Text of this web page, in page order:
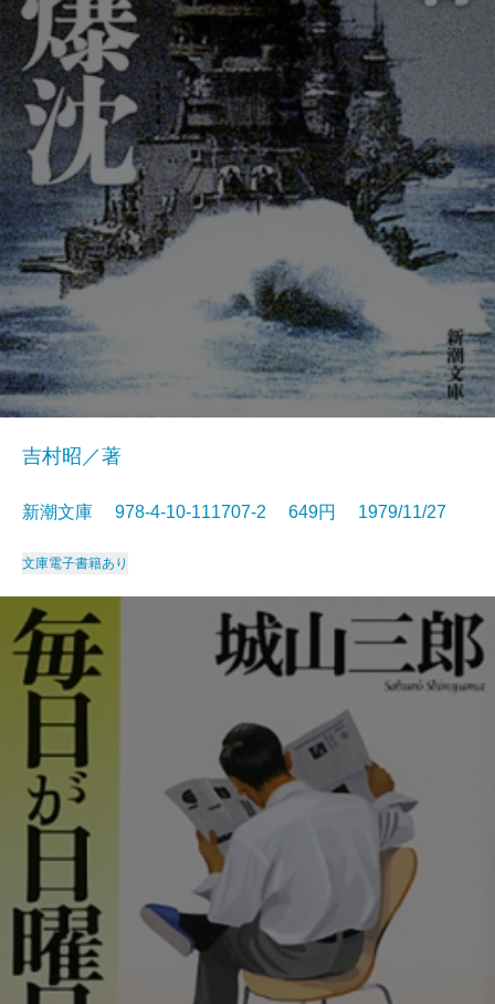
吉村昭／著
新潮文庫 978-4-10-111707-2 649円 1979/11/27
文庫電子書籍あり